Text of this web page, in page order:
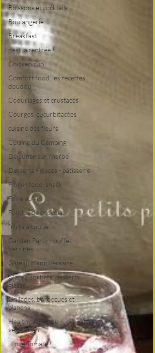
Boissons et cocktails
Boulangerie
Breakfast
c'est la rentrée !
Chicken run
Comfort food, les recettes
doudou
Coquillages et crustacés
Courges, cucurbitacées
cuisine des fleurs
Cuisine du Camping
Déjeuner sur l'herbe
Desserts - glaces - pâtisserie
Finger food, snack
Foire au vin
Fondus de chocolat
fruits à coque
Garden Party - buffet -
Verrines
Gâteau d'anniversaire
Glaces, sorbets, desserts
glacés
Grillades, barbecues et
plancha
Healthy, léger, ou
végétarien
i Love Tomate !